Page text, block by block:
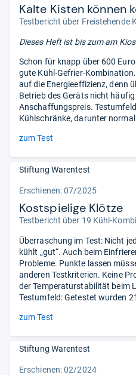
Kalte Kisten können
Testbericht über Freistehende
Dieses Heft ist bis zumam
Schon für knapp über 600
gute Kühl-Gefrier-
auf die Energieeffizienz, denn
Betrieb des Geräts nicht
Anschaffungspreis.
Kühlschränke, darunter
zum Test
Stiftung Warentest
Erschienen: 07/2025
Kostspielige Klötze
Testbericht über 19 Kühl-
Überraschung im Test: Nicht
kühlt „gut“. Auch beim
Probleme. Punkte lassen
anderen Testkriterien. Keine
der Temperaturstabilität beim
Testumfeld: Getestet wurden 21
zum Test
Stiftung Warentest
Erschienen: 02/2024